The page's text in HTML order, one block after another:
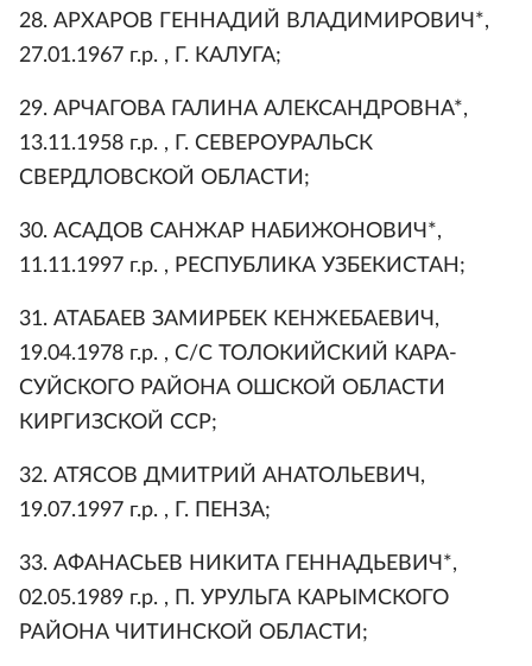
28. АРХАРОВ ГЕННАДИЙ ВЛАДИМИРОВИЧ*,
27.01.1967 г.р. , Г. КАЛУГА;
29. АРЧАГОВА ГАЛИНА АЛЕКСАНДРОВНА*,
13.11.1958 г.р. , Г. СЕВЕРОУРАЛЬСК
СВЕРДЛОВСКОЙ ОБЛАСТИ;
30. АСАДОВ САНЖАР НАБИЖОНОВИЧ*,
11.11.1997 г.р. , РЕСПУБЛИКА УЗБЕКИСТАН;
31. АТАБАЕВ ЗАМИРБЕК КЕНЖЕБАЕВИЧ,
19.04.1978 г.р. , С/С ТОЛОКИЙСКИЙ КАРА-
СУЙСКОГО РАЙОНА ОШСКОЙ ОБЛАСТИ
КИРГИЗСКОЙ ССР;
32. АТЯСОВ ДМИТРИЙ АНАТОЛЬЕВИЧ,
19.07.1997 г.р. , Г. ПЕНЗА;
33. АФАНАСЬЕВ НИКИТА ГЕННАДЬЕВИЧ*,
02.05.1989 г.р. , П. УРУЛЬГА КАРЫМСКОГО
РАЙОНА ЧИТИНСКОЙ ОБЛАСТИ;